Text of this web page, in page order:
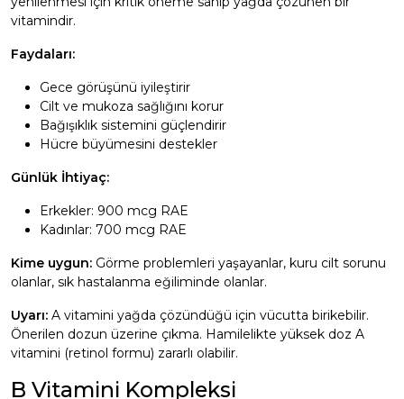
vitamindir.
Faydaları:
Gece görüşünü iyileştirir
Cilt ve mukoza sağlığını korur
Bağışıklık sistemini güçlendirir
Hücre büyümesini destekler
Günlük İhtiyaç:
Erkekler: 900 mcg RAE
Kadınlar: 700 mcg RAE
Kime uygun: Görme problemleri yaşayanlar, kuru cilt sorunu
olanlar, sık hastalanma eğiliminde olanlar.
Uyarı: A vitamini yağda çözündüğü için vücutta birikebilir.
Önerilen dozun üzerine çıkma. Hamilelikte yüksek doz A
vitamini (retinol formu) zararlı olabilir.
B Vitamini Kompleksi